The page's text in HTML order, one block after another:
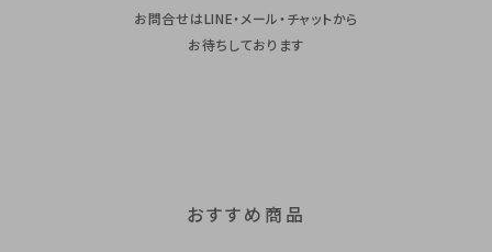
お問合せはLINE・メール・チャットから
お待ちしております
おすすめ商品